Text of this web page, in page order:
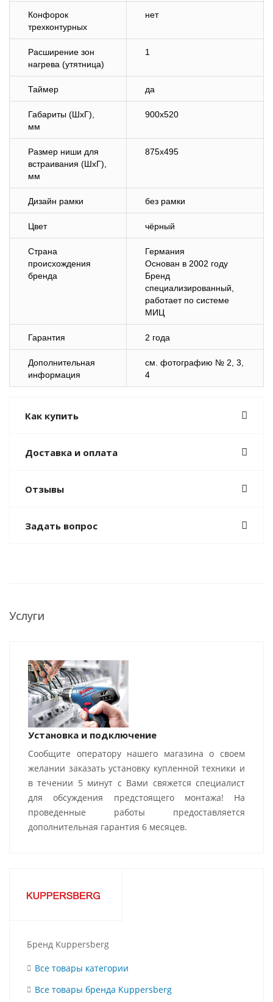
Конфорок
трехконтурных
нет
Расширение зон
нагрева (утятница)
1
Таймер да
Габариты (ШхГ),
мм
900х520
Размер ниши для
встраивания (ШхГ),
мм
875x495
Дизайн рамки без рамки
Цвет чёрный
Страна
происхождения
бренда
Германия
Основан в 2002 году
Бренд
специализированный,
работает по системе
МИЦ
Гарантия 2 года
Дополнительная
информация
см. фотографию № 2, 3,
4
Как купить
Доставка и оплата
Отзывы
Задать вопрос
Услуги
Установка и подключение
Сообщите оператору нашего магазина о своем
желании заказать установку купленной техники и
в течении 5 минут с Вами свяжется специалист
для обсуждения предстоящего монтажа! На
проведенные работы предоставляется
дополнительная гарантия 6 месяцев.
Бренд Kuppersberg
Все товары категории
Все товары бренда Kuppersberg